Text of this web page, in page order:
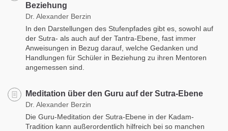
Beziehung
Dr. Alexander Berzin
In den Darstellungen des Stufenpfades gibt es, sowohl auf
der Sutra- als auch auf der Tantra-Ebene, fast immer
Anweisungen in Bezug darauf, welche Gedanken und
Handlungen für Schüler in Beziehung zu ihren Mentoren
angemessen sind.
Meditation über den Guru auf der Sutra-Ebene
Dr. Alexander Berzin
Die Guru-Meditation der Sutra-Ebene in der Kadam-
Tradition kann außerordentlich hilfreich bei so manchen